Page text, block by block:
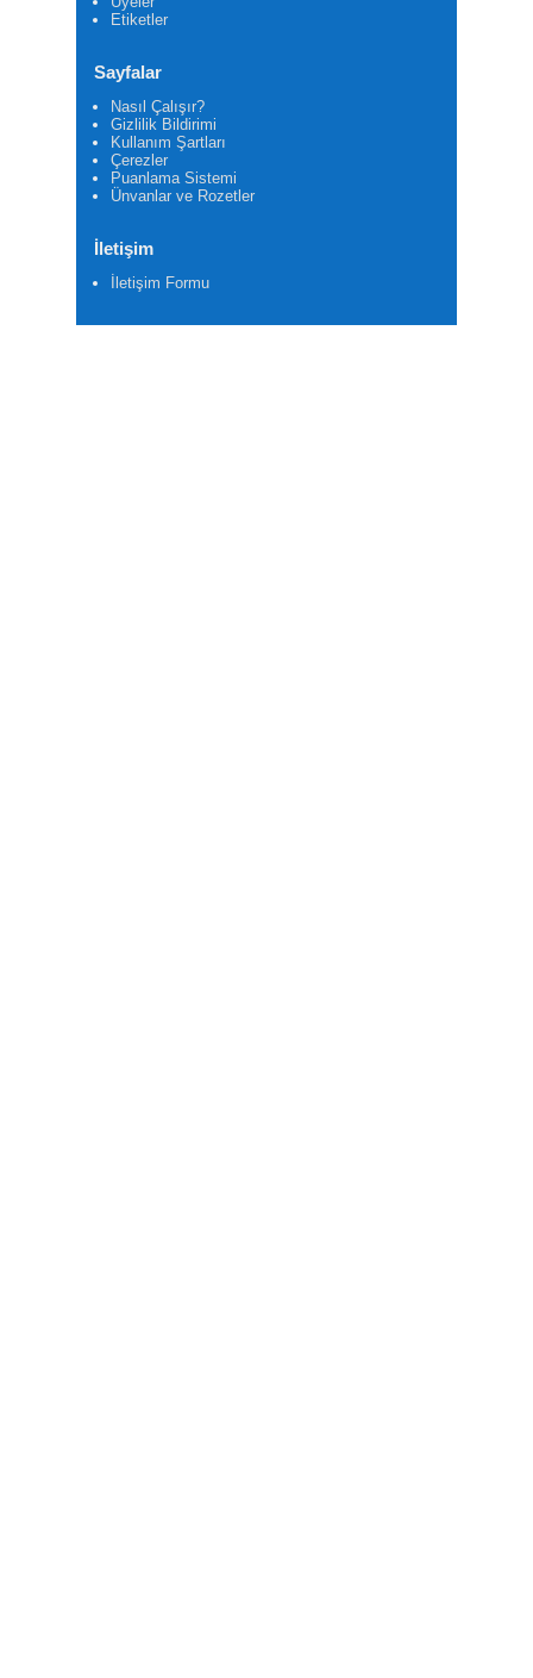
Etiketler
Sayfalar
Nasıl Çalışır?
Gizlilik Bildirimi
Kullanım Şartları
Çerezler
Puanlama Sistemi
Ünvanlar ve Rozetler
İletişim
İletişim Formu